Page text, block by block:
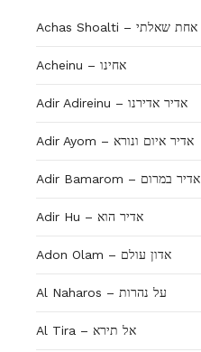
Achas Shoalti – אחת שאלתי
Acheinu – אחינו
Adir Adireinu – אדיר אדירנו
Adir Ayom – אדיר איום ונורא
Adir Bamarom – אדיר במרום
Adir Hu – אדיר הוא
Adon Olam – אדון עולם
Al Naharos – על נהרות
Al Tira – אל תירא